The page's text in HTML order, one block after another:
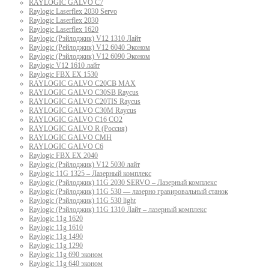
RAYLOGIC GALVO С7
Raylogic Laserflex 2030 Servo
Raylogic Laserflex 2030
Raylogic Laserflex 1620
Raylogic (Рэйлоджик) V12 1310 Лайт
Raylogic (Рейлоджик) V12 6040 Эконом
Raylogic (Рэйлоджик) V12 6090 Эконом
Raylogic V12 1610 лайт
Raylogic FBX EX 1530
RAYLOGIC GALVO С20CB MAX
RAYLOGIC GALVO С30SB Raycus
RAYLOGIC GALVO C20TIS Raycus
RAYLOGIC GALVO С30M Raycus
RAYLOGIC GALVO С16 CO2
RAYLOGIC GALVO R (Россия)
RAYLOGIC GALVO CMH
RAYLOGIC GALVO С6
Raylogic FBX EX 2040
Raylogic (Рэйлоджик) V12 5030 лайт
Raylogic 11G 1325 – Лазерный комплекс
Raylogic (Рэйлоджик) 11G 2030 SERVO – Лазерный комплекс
Raylogic (Рэйлоджик) 11G 530 — лазерно гравировальный станок
Raylogic (Рэйлоджик) 11G 530 light
Raylogic (Рэйлоджик) 11G 1310 Лайт – лазерный комплекс
Raylogic 11g 1620
Raylogic 11g 1610
Raylogic 11g 1490
Raylogic 11g 1290
Raylogic 11g 690 эконом
Raylogic 11g 640 эконом